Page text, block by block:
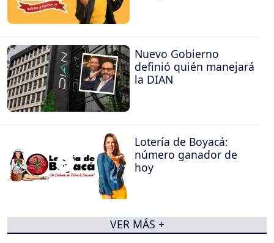
Nuevo Gobierno
definió quién manejará
la DIAN
Lotería de Boyacá:
número ganador de
hoy
VER MÁS +